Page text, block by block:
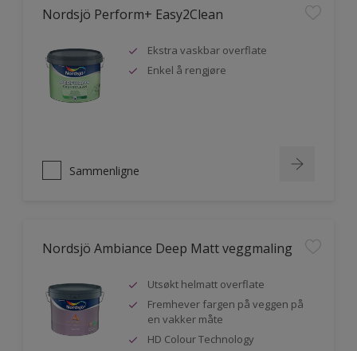
Nordsjö Perform+ Easy2Clean
Ekstra vaskbar overflate
Enkel å rengjøre
Sammenligne
Nordsjö Ambiance Deep Matt veggmaling
Utsøkt helmatt overflate
Fremhever fargen på veggen på
en vakker måte
HD Colour Technology